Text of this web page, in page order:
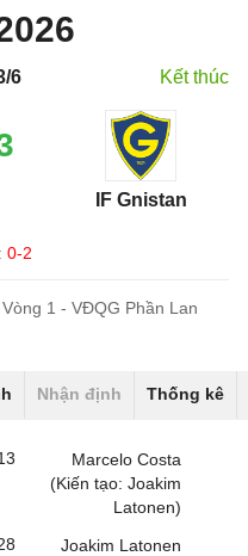
6 Kết thúc
IF Gnistan
0-2
Vòng 1 - VĐQG Phần Lan
Nhận định Thống kê
Marcelo Costa
(Kiến tạo: Joakim
Latonen)
Joakim Latonen